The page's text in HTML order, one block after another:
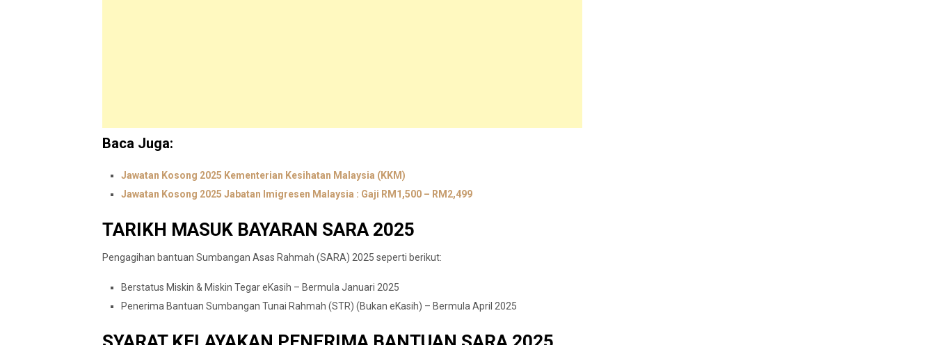
Baca Juga:
Jawatan Kosong 2025 Kementerian Kesihatan Malaysia (KKM)
Jawatan Kosong 2025 Jabatan Imigresen Malaysia : Gaji RM1,500 – RM2,499
TARIKH MASUK BAYARAN SARA 2025
Pengagihan bantuan Sumbangan Asas Rahmah (SARA) 2025 seperti berikut:
Berstatus Miskin & Miskin Tegar eKasih – Bermula Januari 2025
Penerima Bantuan Sumbangan Tunai Rahmah (STR) (Bukan eKasih) – Bermula April 2025